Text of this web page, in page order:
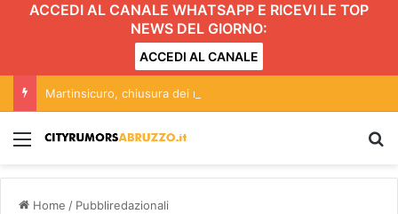
ACCEDI AL CANALE WHATSAPP E RICEVI LE TOP
NEWS DEL GIORNO:
ACCEDI AL CANALE
Menu
Home / Pubbliredazionali